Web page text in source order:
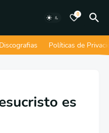
0
Discografias Políticas de
es